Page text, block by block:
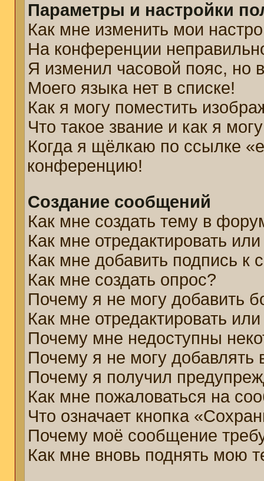
Параметры и настройки
Как мне изменить мои
На конференции
Я изменил часовой пояс, но
Моего языка нет в списке!
Как я могу поместить
Что такое звание и как я
Когда я щёлкаю по ссылке
конференцию!
Создание сообщений
Как мне создать тему в
Как мне отредактировать
Как мне добавить подпись
Как мне создать опрос?
Почему я не могу добавить
Как мне отредактировать
Почему мне недоступны
Почему я не могу добавлять
Почему я получил
Как мне пожаловаться на
Что означает кнопка
Почему моё сообщение
Как мне вновь поднять мою